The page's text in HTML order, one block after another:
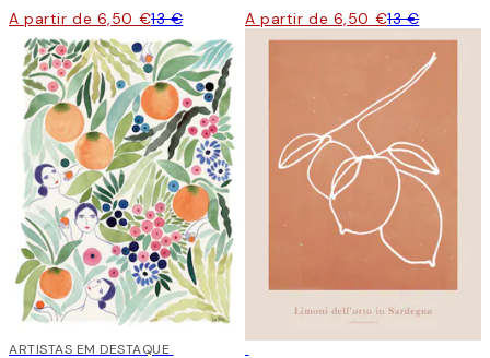
A partir de 6,50 €13 € A partir de 6,50 €13 €
40%*
ARTISTAS EM DESTAQUE